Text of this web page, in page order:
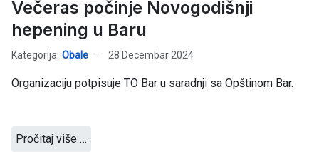
Večeras počinje Novogodišnji
hepening u Baru
Kategorija: Obale 28 Decembar 2024
Organizaciju potpisuje TO Bar u saradnji sa Opštinom Bar.
Pročitaj više …